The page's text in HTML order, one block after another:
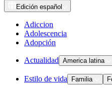
Edición español
Adiccion
Adolescencia
Adopción
Actualidad America latina
Estilo de vida Familia